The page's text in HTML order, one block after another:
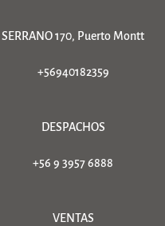
SERRANO 170, Puerto Montt
+56940182359
DESPACHOS
+56 9 3957 6888
VENTAS